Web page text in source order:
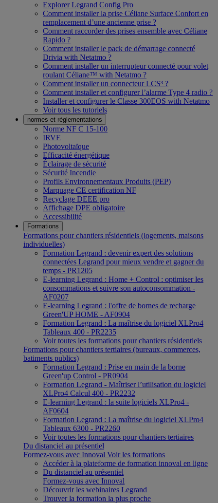
Explorer Legrand Config Pro
Comment installer la prise Céliane Surface Confort en
remplacement d’une ancienne prise ?
Comment raccorder des prises ensemble avec Céliane
Rapido ?
Comment installer le pack de démarrage connecté
Drivia with Netatmo ?
Comment installer un interrupteur connecté pour volet
roulant Céliane™ with Netatmo ?
Comment installer un connecteur LCS³ ?
Comment installer et configurer l’alarme Type 4 radio ?
Installer et configurer le Classe 300EOS with Netatmo
Voir tous les tutoriels
normes et réglementations
Norme NF C 15-100
IRVE
Photovoltaïque
Efficacité énergétique
Éclairage de sécurité
Sécurité Incendie
Profils Environnementaux Produits (PEP)
Marquage CE certification NF
Recyclage DEEE pro
Affichage DPE obligatoire
Accessibilité
Formations
Formations pour chantiers résidentiels (logements, maisons
individuelles)
Formation Legrand : devenir expert des solutions
connectées Legrand pour mieux vendre et gagner du
temps - PR1205
E-learning Legrand : Home + Control : optimiser les
consommations et suivre son autoconsommation -
AF0207
E-learning Legrand : l'offre de bornes de recharge
Green'UP HOME - AF0904
Formation Legrand : La maîtrise du logiciel XLPro4
Tableaux 400 - PR2235
Voir toutes les formations pour chantiers résidentiels
Formations pour chantiers tertiaires (bureaux, commerces,
batiments publics)
Formation Legrand : Prise en main de la borne
Green'up Control - PR0904
Formation Legrand - Maîtriser l’utilisation du logiciel
XLPro4 Calcul 400 - PR2232
E-learning Legrand : la suite logiciels XLPro4 -
AF0604
Formation Legrand : La maîtrise du logiciel XLPro4
Tableaux 6300 - PR2260
Voir toutes les formations pour chantiers tertiaires
Du distanciel au présentiel
Formez-vous avec Innoval Voir les formations
Accéder à la plateforme de formation innoval en ligne
Du distanciel au présentiel
Formez-vous avec Innoval
Découvrir les webinaires Legrand
Trouver la formation la plus proche